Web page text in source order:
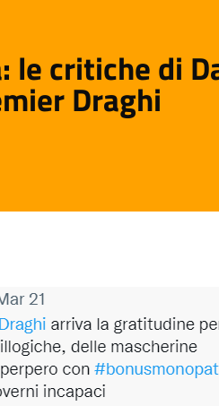
critiche di
Draghi